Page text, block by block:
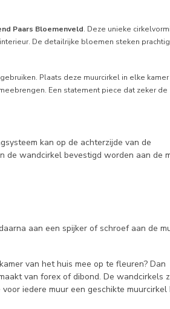
Paars Bloemenveld. Deze unieke
De detailrijke bloemen steken
Plaats deze muurcirkel in elke kamer
Een statement piece dat zeker de
kan op de achterzijde van de
de wandcirkel bevestigd worden aan de
aan een spijker of schroef aan de
van het huis mee op te fleuren? Dan
van forex of dibond. De wandcirkels
iedere muur een geschikte muurcirkel